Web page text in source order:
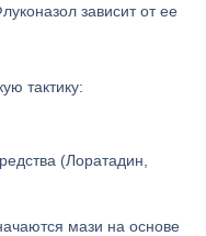
зависит от ее
тактику:
(Лоратадин,
мази на основе